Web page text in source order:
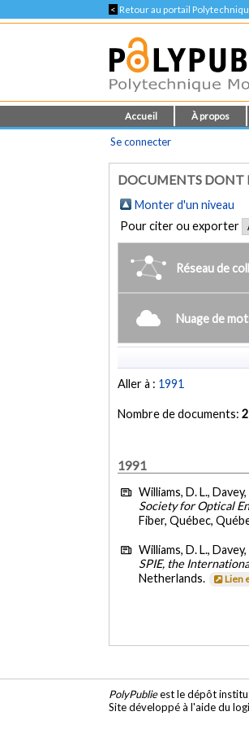
< Retour au portail
Accueil À propos
Se connecter
DOCUMENTS DONT
Monter d'un niveau
Pour citer ou exporter
Réseau de
Nuage de
Aller à : 1991
Nombre de documents:2
1991
Williams, D. L.,
Society for Optical
Fiber, Québec,
Williams, D. L.,
SPIE, the
Netherlands.
Lien
PolyPublieest le dépôt
Site développé à l'aide du